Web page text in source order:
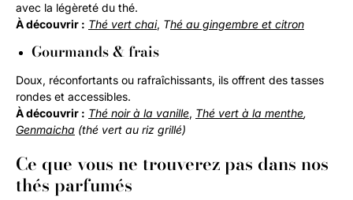
avec la légèreté du thé.
À découvrir : Thé vert chai, Thé au gingembre et citron
Gourmands & frais
Doux, réconfortants ou rafraîchissants, ils offrent des tasses
rondes et accessibles.
À découvrir : Thé noir à la vanille, Thé vert à la menthe,
Genmaicha (thé vert au riz grillé)
Ce que vous ne trouverez pas dans nos
thés parfumés